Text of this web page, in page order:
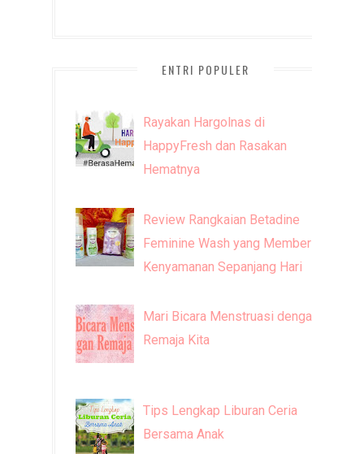
ENTRI POPULER
Rayakan Hargolnas di
HappyFresh dan Rasakan
Hematnya
Review Rangkaian Betadine
Feminine Wash yang Memberi
Kenyamanan Sepanjang Hari
Mari Bicara Menstruasi dengan
Remaja Kita
Tips Lengkap Liburan Ceria
Bersama Anak